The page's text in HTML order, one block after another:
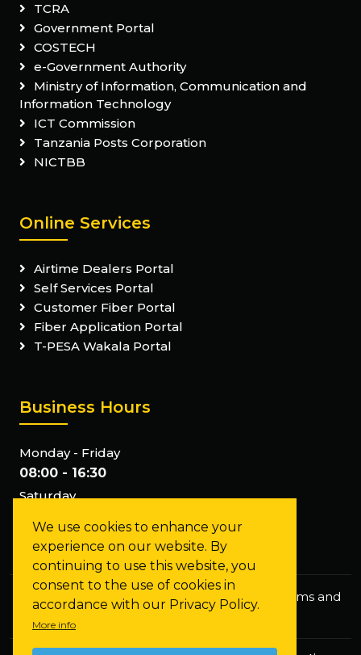
We use cookies to enhance your
experience on our website. By
continuing to use this website, you
consent to the use of cookies in
accordance with our Privacy Policy.
More info
TCRA
Government Portal
COSTECH
e-Government Authority
Ministry of Information, Communication and
Information Technology
ICT Commission
Tanzania Posts Corporation
NICTBB
Online Services
Airtime Dealers Portal
Self Services Portal
Customer Fiber Portal
Fiber Application Portal
T-PESA Wakala Portal
Business Hours
Monday - Friday
08:00 - 16:30
Saturday
Closed
Privacy Policy Staff Mail FAQs
Terms and
Conditions